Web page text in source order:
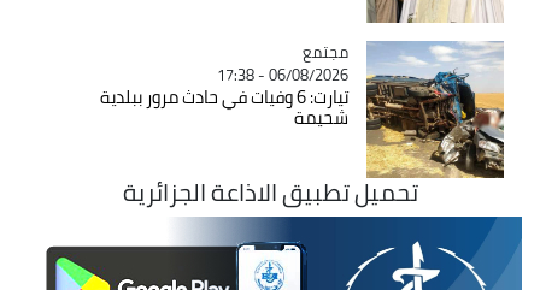
Catégorie
مجتمع
06/08/2026 - 17:38
تيارت: 6 وفيات في حادث مرور ببلدية
شحيمة
تحميل تطبيق الاذاعة الجزائرية